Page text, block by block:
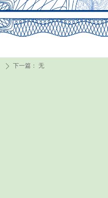
ꄲ 下一篇： 无